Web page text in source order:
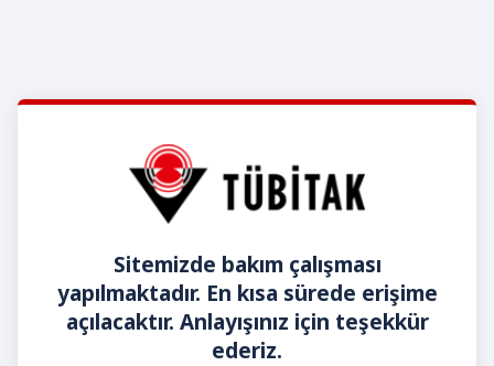
Sitemizde bakım çalışması
yapılmaktadır. En kısa sürede erişime
açılacaktır. Anlayışınız için teşekkür
ederiz.